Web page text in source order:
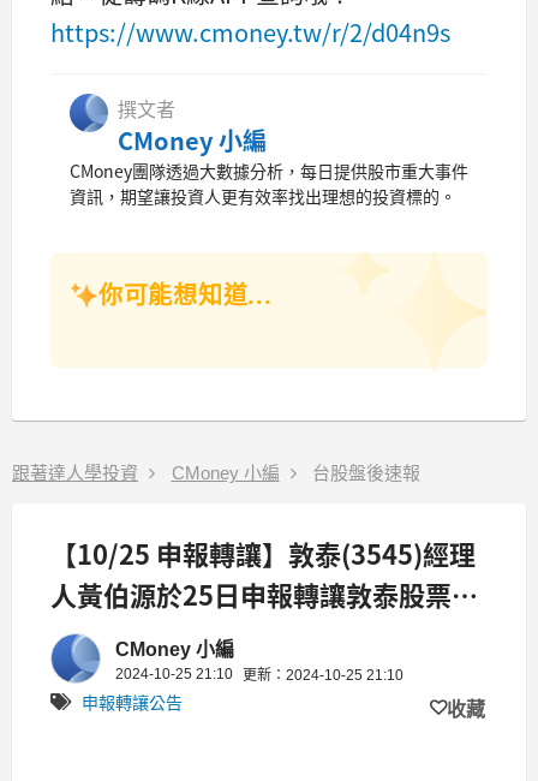
https://www.cmoney.tw/r/2/d04n9s
撰文者
CMoney 小編
CMoney團隊透過大數據分析，每日提供股市重大事件
資訊，期望讓投資人更有效率找出理想的投資標的。
你可能想知道...
跟著達人學投資 CMoney 小編 台股盤後速報
【10/25 申報轉讓】敦泰(3545)經理
人黃伯源於25日申報轉讓敦泰股票10
張
CMoney 小編
2024-10-25 21:10 更新：2024-10-25 21:10
申報轉讓公告 收藏